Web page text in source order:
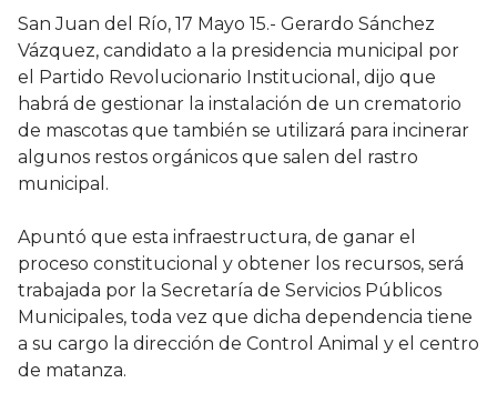
San Juan del Río, 17 Mayo 15.- Gerardo Sánchez
Vázquez, candidato a la presidencia municipal por
el Partido Revolucionario Institucional, dijo que
habrá de gestionar la instalación de un crematorio
de mascotas que también se utilizará para incinerar
algunos restos orgánicos que salen del rastro
municipal.
Apuntó que esta infraestructura, de ganar el
proceso constitucional y obtener los recursos, será
trabajada por la Secretaría de Servicios Públicos
Municipales, toda vez que dicha dependencia tiene
a su cargo la dirección de Control Animal y el centro
de matanza.